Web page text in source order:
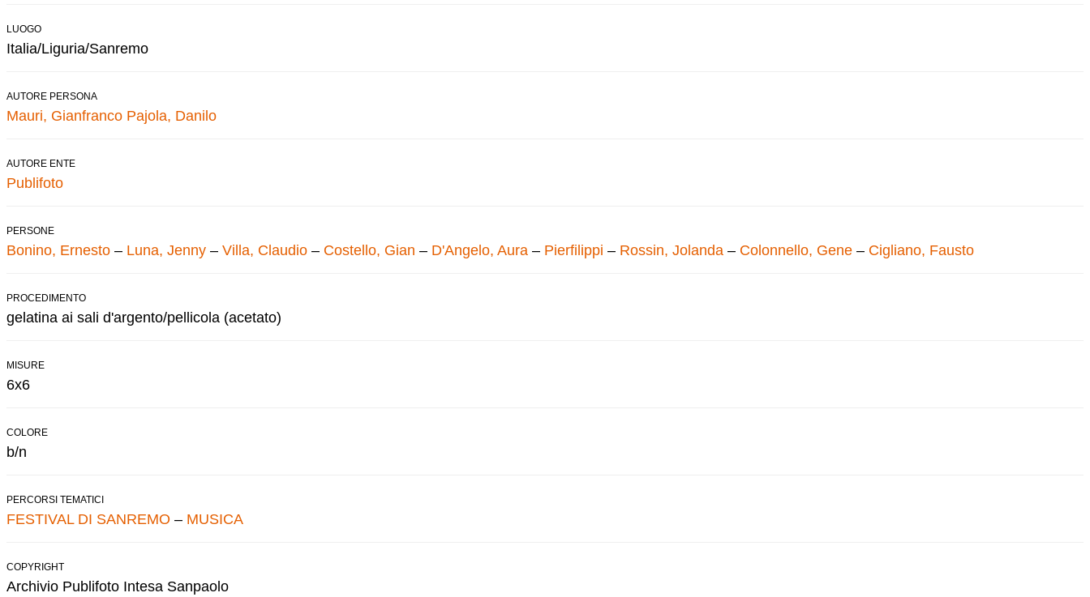
LUOGO
Italia/Liguria/Sanremo
AUTORE PERSONA
Mauri, Gianfranco Pajola, Danilo
AUTORE ENTE
Publifoto
PERSONE
Bonino, Ernesto – Luna, Jenny – Villa, Claudio – Costello, Gian – D'Angelo, Aura – Pierfilippi – Rossin, Jolanda – Colonnello, Gene – Cigliano, Fausto
PROCEDIMENTO
gelatina ai sali d'argento/pellicola (acetato)
MISURE
6x6
COLORE
b/n
PERCORSI TEMATICI
FESTIVAL DI SANREMO – MUSICA
COPYRIGHT
Archivio Publifoto Intesa Sanpaolo